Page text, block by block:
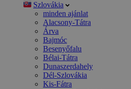
Szlovákia
minden ajánlat
Alacsony-Tátra
Árva
Bajmóc
Besenyőfalu
Bélai-Tátra
Dunaszerdahely
Dél-Szlovákia
Kis-Fátra